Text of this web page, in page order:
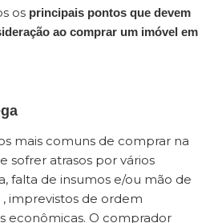
os principais pontos que devem
ao comprar um imóvel em
mais comuns de comprar na
sofrer atrasos por vários
falta de insumos e/ou mão de
imprevistos de ordem
econômicas. O comprador